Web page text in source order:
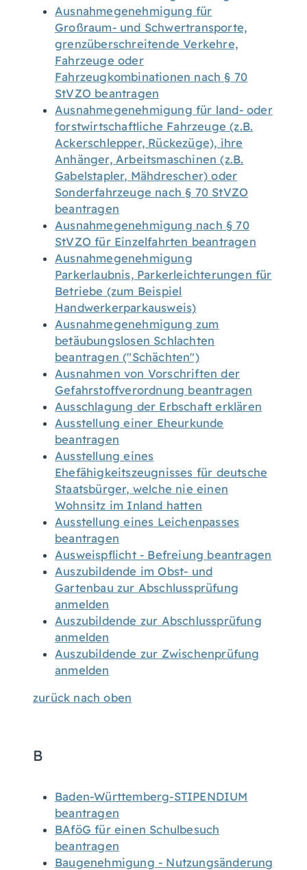
Ausnahmegenehmigung für
Großraum- und Schwertransporte,
grenzüberschreitende Verkehre,
Fahrzeuge oder
Fahrzeugkombinationen nach § 70
StVZO beantragen
Ausnahmegenehmigung für land- oder
forstwirtschaftliche Fahrzeuge (z.B.
Ackerschlepper, Rückezüge), ihre
Anhänger, Arbeitsmaschinen (z.B.
Gabelstapler, Mähdrescher) oder
Sonderfahrzeuge nach § 70 StVZO
beantragen
Ausnahmegenehmigung nach § 70
StVZO für Einzelfahrten beantragen
Ausnahmegenehmigung
Parkerlaubnis, Parkerleichterungen für
Betriebe (zum Beispiel
Handwerkerparkausweis)
Ausnahmegenehmigung zum
betäubungslosen Schlachten
beantragen ("Schächten")
Ausnahmen von Vorschriften der
Gefahrstoffverordnung beantragen
Ausschlagung der Erbschaft erklären
Ausstellung einer Eheurkunde
beantragen
Ausstellung eines
Ehefähigkeitszeugnisses für deutsche
Staatsbürger, welche nie einen
Wohnsitz im Inland hatten
Ausstellung eines Leichenpasses
beantragen
Ausweispflicht - Befreiung beantragen
Auszubildende im Obst- und
Gartenbau zur Abschlussprüfung
anmelden
Auszubildende zur Abschlussprüfung
anmelden
Auszubildende zur Zwischenprüfung
anmelden
zurück nach oben
B
Baden-Württemberg-STIPENDIUM
beantragen
BAföG für einen Schulbesuch
beantragen
Baugenehmigung - Nutzungsänderung